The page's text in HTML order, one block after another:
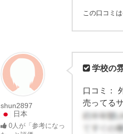
この口コミ
shun2897
日本
0人が「参考になっ
学校の
口コミ
売ってる
かでルー
格安で利